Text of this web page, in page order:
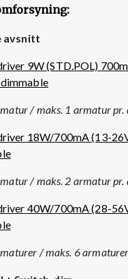
avsnitt
9W (STD.POL)
/ maks. 1 armatur pr.
18W/700mA (13-
/ maks. 2 armatur pr.
40W/700mA (28-
/ maks. 6